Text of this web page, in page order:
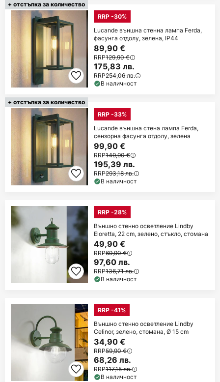
+ отстъпка за количество
RRP -30%
Lucande външна стенна лампа Ferda,
фасунга отдолу, зелена, IP44
89,90 €
RRP129,90 €
175,83 лв.
RRP254,06 лв.
В наличност
+ отстъпка за количество
RRP -33%
Lucande външна стена лампа Ferda,
сензорна фасунга отдолу, зелена
99,90 €
RRP149,90 €
195,39 лв.
RRP293,18 лв.
В наличност
RRP -28%
Външно стенно осветление Lindby
Eloretta, 22 cm, зелено, стъкло, стомана
49,90 €
RRP69,90 €
97,60 лв.
RRP136,71 лв.
В наличност
RRP -41%
Външно стенно осветление Lindby
Celinor, зелено, стомана, Ø 15 cm
34,90 €
RRP59,90 €
68,26 лв.
RRP117,15 лв.
В наличност